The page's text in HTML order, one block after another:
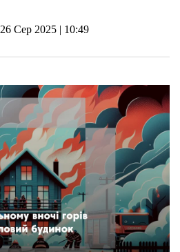
26 Сер 2025 | 10:49